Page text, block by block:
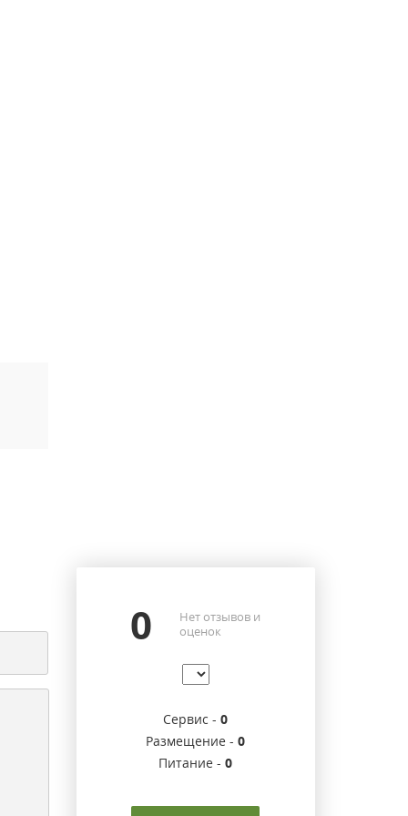
0
Нет отзывов и
оценок
Сервис -0
Размещение -0
Питание -0